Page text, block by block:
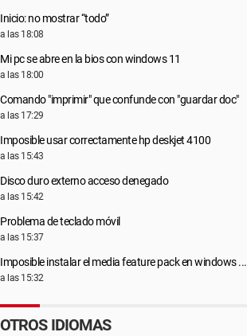
Inicio: no mostrar “todo”
a las 18:08
Mi pc se abre en la bios con windows 11
a las 18:00
Comando "imprimir" que confunde con "guardar doc"
a las 17:29
Imposible usar correctamente hp deskjet 4100
a las 15:43
Disco duro externo acceso denegado
a las 15:42
Problema de teclado móvil
a las 15:37
Imposible instalar el media feature pack en windows ...
a las 15:32
OTROS IDIOMAS